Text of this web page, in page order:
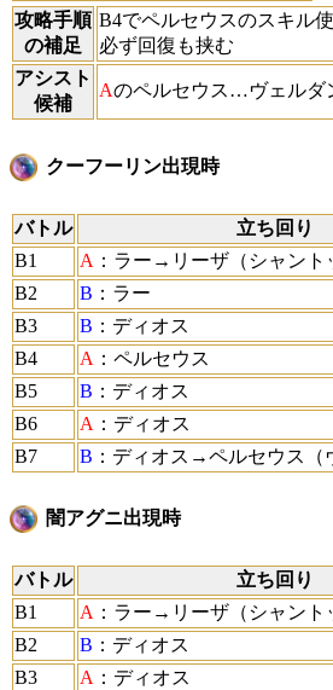
攻略手順
の補足
B4でペルセウスのスキル
必ず回復も挟む
アシスト
候補
Aのペルセウス…ヴェルダ
クーフーリン出現時
バトル
立ち回り
B1
A ：ラー→リーザ（シャント
B2
B ：ラー
B3
B ：ディオス
B4
A ：ペルセウス
B5
B ：ディオス
B6
A ：ディオス
B7
B ：ディオス→ペルセウス（
闇アグニ出現時
バトル
立ち回り
B1
A ：ラー→リーザ（シャント
B2
B ：ディオス
B3
A ：ディオス